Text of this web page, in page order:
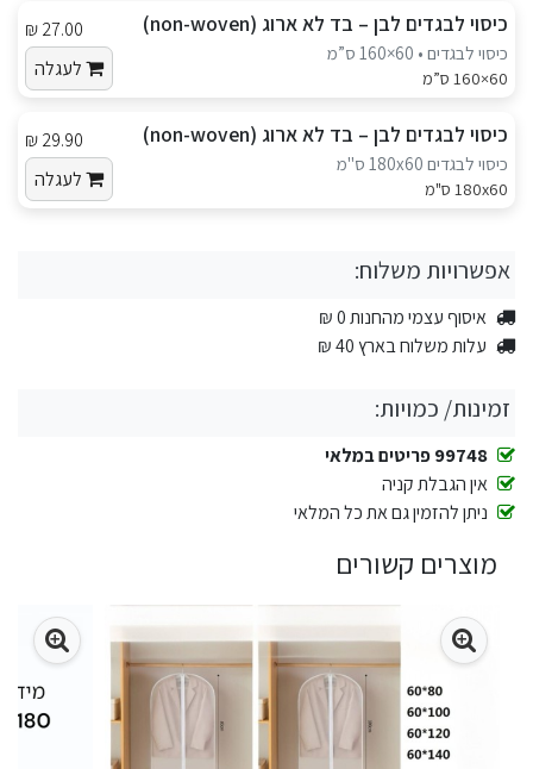
כיסוי לבגדים לבן – בד לא ארוג (non-woven)
כיסוי לבגדים • 60×160 ס”מ
60×160 ס”מ
27.00 ₪
לעגלה
כיסוי לבגדים לבן – בד לא ארוג (non-woven)
כיסוי לבגדים 180x60 ס"מ
180x60 ס"מ
29.90 ₪
לעגלה
אפשרויות משלוח:
איסוף עצמי מהחנות 0 ₪
עלות משלוח בארץ 40 ₪
זמינות/ כמויות:
99748 פריטים במלאי
אין הגבלת קניה
ניתן להזמין גם את כל המלאי
מוצרים קשורים